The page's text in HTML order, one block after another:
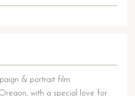
& portrait film
with a special love for